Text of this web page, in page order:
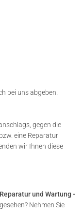
bei uns abgeben.
gegen die
eine Reparatur
wir Ihnen diese
und Wartung -
Nehmen Sie